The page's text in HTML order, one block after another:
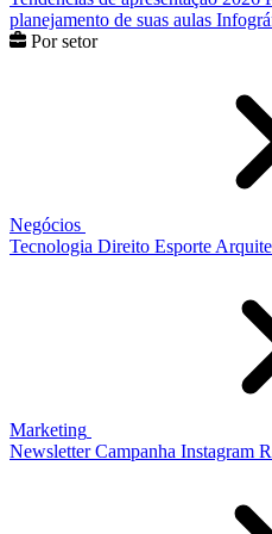
planejamento de suas aulas
Por setor
Negócios
Tecnologia Direito Esporte
Marketing
Newsletter Campanha Instagram